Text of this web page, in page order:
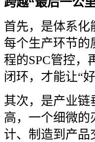
首先，是体系化
每个生产环节的
程的SPC管控，
闭环，才能让“
其次，是产业链
高，一个细微的
计、制造到产品